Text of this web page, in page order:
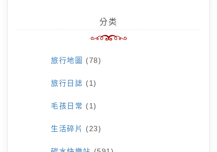
分类
旅行地圖 (78)
旅行日誌 (1)
毛孩日常 (1)
生活碎片 (23)